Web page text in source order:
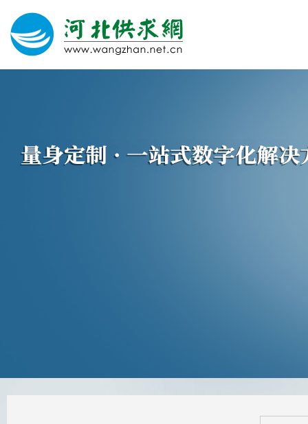
网站建设 微信营销 微信代运营 400电话